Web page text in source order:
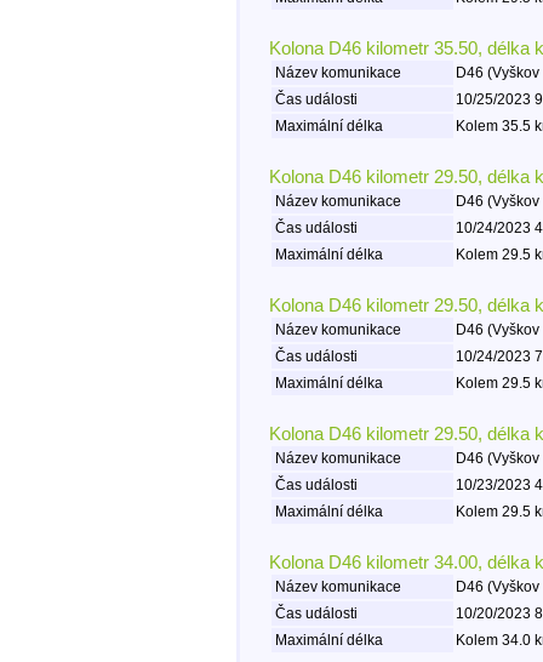
Kolona D46 kilometr 35.50, délka
Název komunikace
D46
Čas události
10/25/2023
Maximální délka
Kolem 35.5
Kolona D46 kilometr 29.50, délka
Název komunikace
D46
Čas události
10/24/2023
Maximální délka
Kolem 29.5
Kolona D46 kilometr 29.50, délka
Název komunikace
D46
Čas události
10/24/2023
Maximální délka
Kolem 29.5
Kolona D46 kilometr 29.50, délka
Název komunikace
D46
Čas události
10/23/2023
Maximální délka
Kolem 29.5
Kolona D46 kilometr 34.00, délka
Název komunikace
D46
Čas události
10/20/2023
Maximální délka
Kolem 34.0